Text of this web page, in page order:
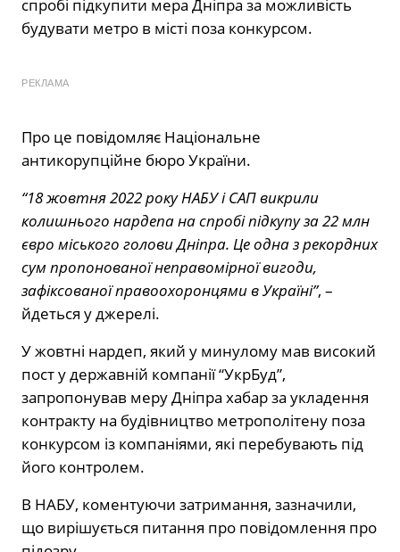
спробі підкупити мера Дніпра за можливість
будувати метро в місті поза конкурсом.
РЕКЛАМА
Про це повідомляє Національне
антикорупційне бюро України.
“18 жовтня 2022 року НАБУ і САП викрили
колишнього нардепа на спробі підкупу за 22 млн
євро міського голови Дніпра. Це одна з рекордних
сум пропонованої неправомірної вигоди,
зафіксованої правоохоронцями в Україні”, –
йдеться у джерелі.
У жовтні нардеп, який у минулому мав високий
пост у державній компанії “УкрБуд”,
запропонував меру Дніпра хабар за укладення
контракту на будівництво метрополітену поза
конкурсом із компаніями, які перебувають під
його контролем.
В НАБУ, коментуючи затримання, зазначили,
що вирішується питання про повідомлення про